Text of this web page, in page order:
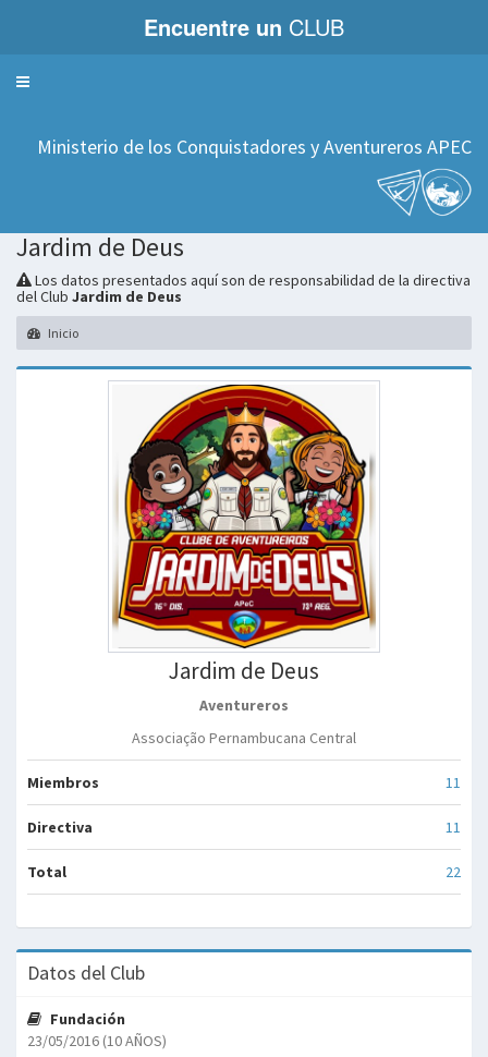
Encuentre un CLUB
Servicios
Ministerio de los Conquistadores y Aventureros APEC
Jardim de Deus
Los datos presentados aquí son de responsabilidad de la directiva
del Club Jardim de Deus
Inicio
Jardim de Deus
Aventureros
Associação Pernambucana Central
Miembros 11
Directiva 11
Total 22
Datos del Club
Fundación
23/05/2016 (10 AÑOS)